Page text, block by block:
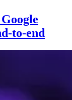
to-end